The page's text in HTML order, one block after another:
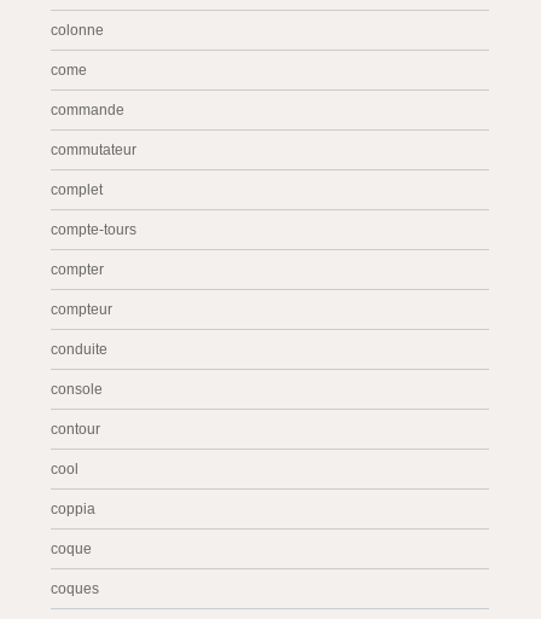
colonne
come
commande
commutateur
complet
compte-tours
compter
compteur
conduite
console
contour
cool
coppia
coque
coques